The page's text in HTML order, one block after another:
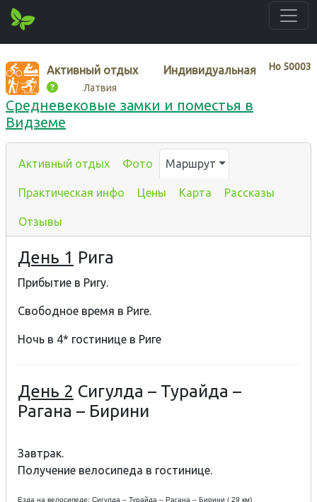
Нo 50003
Активный отдых Индивидуальная
Латвия
Средневековые замки и поместья в
Видземе
Активный отдых Фото Маршрут
Практическая инфо Цены Карта Рассказы
Отзывы
День 1 Рига
Прибытие в Ригу.
Свободное время в Риге.
Ночь в 4* гостинице в Риге
День 2 Сигулда – Турайда –
Рагана – Бирини
Завтрак.
Получение велосипеда в гостинице.
Езда на велосипеде: Сигулда – Турайда – Рагана – Бирини ( 29 км)